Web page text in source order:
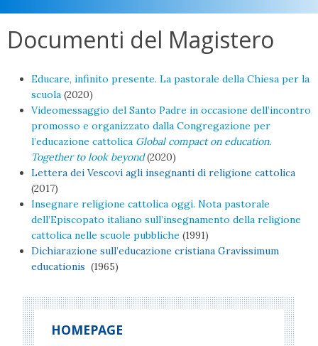
Documenti del Magistero
Educare, infinito presente. La pastorale della Chiesa per la
scuola (2020)
Videomessaggio del Santo Padre in occasione dell’incontro
promosso e organizzato dalla Congregazione per
l’educazione cattolica Global compact on education.
Together to look beyond(2020)
Lettera dei Vescovi agli insegnanti di religione cattolica
(2017)
Insegnare religione cattolica oggi. Nota pastorale
dell’Episcopato italiano sull’insegnamento della religione
cattolica nelle scuole pubbliche (1991)
Dichiarazione sull’educazione cristiana Gravissimum
educationis (1965)
HOMEPAGE